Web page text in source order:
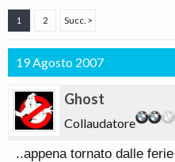
1 2 Succ. >
19 Agosto 2007
Ghost
Collaudatore
..appena tornato dalle